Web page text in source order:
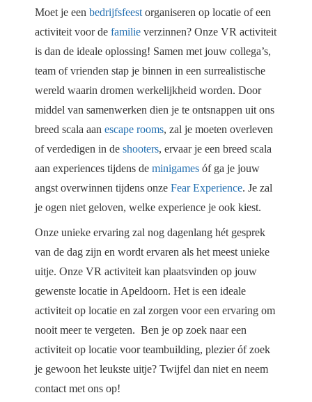
Moet je een bedrijfsfeest organiseren op locatie of een
activiteit voor de familie verzinnen? Onze VR activiteit
is dan de ideale oplossing! Samen met jouw collega’s,
team of vrienden stap je binnen in een surrealistische
wereld waarin dromen werkelijkheid worden. Door
middel van samenwerken dien je te ontsnappen uit ons
breed scala aan escape rooms, zal je moeten overleven
of verdedigen in de shooters, ervaar je een breed scala
aan experiences tijdens de minigames óf ga je jouw
angst overwinnen tijdens onze Fear Experience. Je zal
je ogen niet geloven, welke experience je ook kiest.
Onze unieke ervaring zal nog dagenlang hét gesprek
van de dag zijn en wordt ervaren als het meest unieke
uitje. Onze VR activiteit kan plaatsvinden op jouw
gewenste locatie in Apeldoorn. Het is een ideale
activiteit op locatie en zal zorgen voor een ervaring om
nooit meer te vergeten. Ben je op zoek naar een
activiteit op locatie voor teambuilding, plezier óf zoek
je gewoon het leukste uitje? Twijfel dan niet en neem
contact met ons op!